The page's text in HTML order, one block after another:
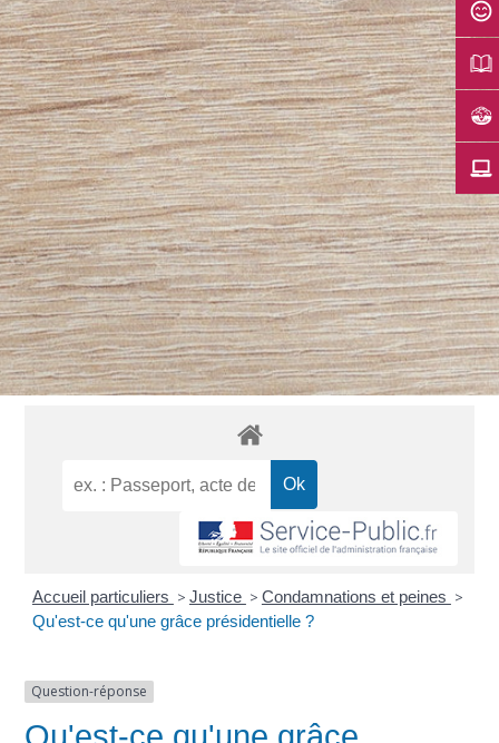
Accueil particuliers > Justice > Condamnations et peines >
Qu'est-ce qu'une grâce présidentielle ?
Question-réponse